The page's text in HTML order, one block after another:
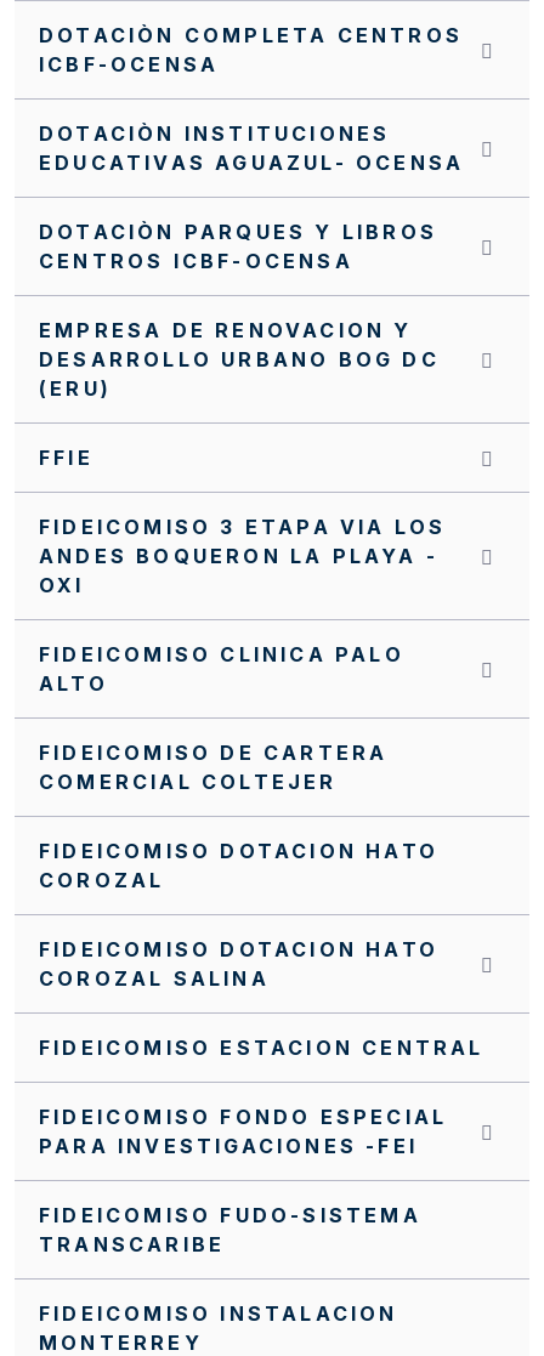
DOTACIÒN COMPLETA CENTROS
ICBF-OCENSA
DOTACIÒN INSTITUCIONES
EDUCATIVAS AGUAZUL- OCENSA
DOTACIÒN PARQUES Y LIBROS
CENTROS ICBF-OCENSA
EMPRESA DE RENOVACION Y
DESARROLLO URBANO BOG DC
(ERU)
FFIE
FIDEICOMISO 3 ETAPA VIA LOS
ANDES BOQUERON LA PLAYA -
OXI
FIDEICOMISO CLINICA PALO
ALTO
FIDEICOMISO DE CARTERA
COMERCIAL COLTEJER
FIDEICOMISO DOTACION HATO
COROZAL
FIDEICOMISO DOTACION HATO
COROZAL SALINA
FIDEICOMISO ESTACION CENTRAL
FIDEICOMISO FONDO ESPECIAL
PARA INVESTIGACIONES -FEI
FIDEICOMISO FUDO-SISTEMA
TRANSCARIBE
FIDEICOMISO INSTALACION
MONTERREY